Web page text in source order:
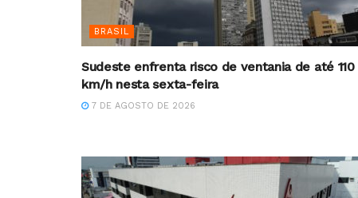
BRASIL
Sudeste enfrenta risco de ventania de até 110
km/h nesta sexta-feira
7 DE AGOSTO DE 2026